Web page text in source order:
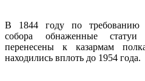
В 1844 году по требованию
собора обнаженные
перенесены к казармам
находились вплоть до 1954 года.